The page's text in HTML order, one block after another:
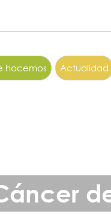
hacemos Actualidad